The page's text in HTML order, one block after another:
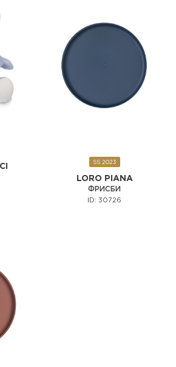
SS 2023
LORO PIANA
ФРИСБИ
ID: 30726